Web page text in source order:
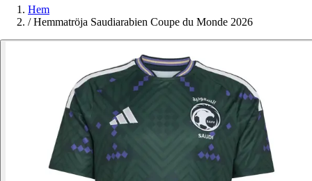
Hem
/ Hemmatröja Saudiarabien Coupe du Monde 2026